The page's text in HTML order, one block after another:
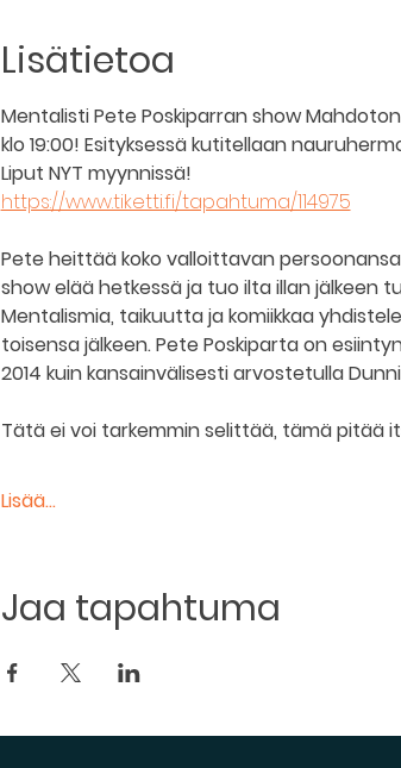
Lisätietoa
Mentalisti Pete Poskiparran show
klo 19:00! Esityksessä kutitellaan
Liput NYT myynnissä!
https://www.tiketti.fi/tapahtuma/114975
Pete heittää koko valloittavan
show elää hetkessä ja tuo ilta illan jälkeen
Mentalismia, taikuutta ja komiikkaa
toisensa jälkeen. Pete Poskiparta on
2014 kuin kansainvälisesti arvostetulla
Tätä ei voi tarkemmin selittää, tämä pitää
Lisää...
Jaa tapahtuma